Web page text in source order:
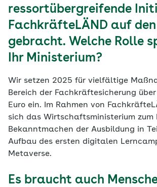
ressortübergreifende
FachkräfteLÄND auf den
gebracht. Welche Rolle
Ihr Ministerium?
Wir setzen 2025 für vielfältige
Bereich der Fachkräftesicherung
Euro ein. Im Rahmen von
sich das Wirtschaftsministerium zum
Bekanntmachen der Ausbildung in
Aufbau des ersten digitalen
Metaverse.
Es braucht auch